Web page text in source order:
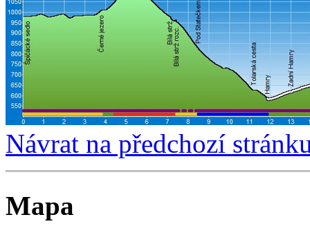
Návrat na předchozí
Mapa